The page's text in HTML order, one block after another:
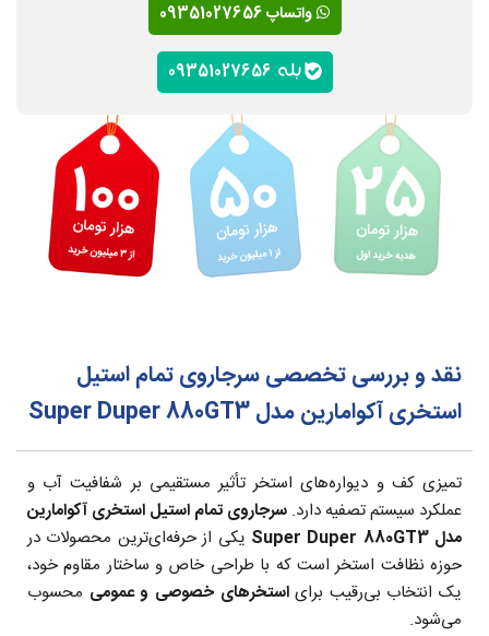
واتساپ 09351027656
نقد و بررسی تخصصی سرجاروی تمام استیل
استخری آکوامارین مدل Super Duper 880GT3
تمیزی کف و دیواره‌های استخر تأثیر مستقیمی بر شفافیت آب و
عملکرد سیستم تصفیه دارد. سرجاروی تمام استیل استخری آکوامارین
مدل Super Duper880GT3
یکی از حرفه‌ای‌ترین محصولات در
حوزه نظافت استخر است که با طراحی خاص و ساختار مقاوم خود،
یک انتخاب بی‌رقیب برایاستخرهای خصوصی و عمومی محسوب
می‌شود.